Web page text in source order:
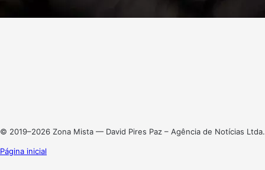
© 2019–2026 Zona Mista — David Pires Paz – Agência de Notícias Ltda.
Página inicial